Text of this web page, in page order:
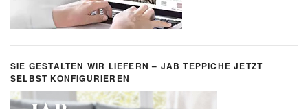
SIE GESTALTEN WIR LIEFERN – JAB TEPPICHE JETZT
SELBST KONFIGURIEREN